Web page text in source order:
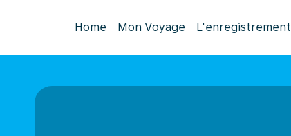
Home Mon Voyage L'enregistrement